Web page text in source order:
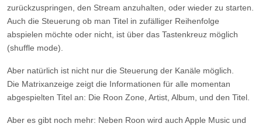
zurückzuspringen, den Stream anzuhalten, oder wieder zu starten.
Auch die Steuerung ob man Titel in zufälliger Reihenfolge
abspielen möchte oder nicht, ist über das Tastenkreuz möglich
(shuffle mode).
Aber natürlich ist nicht nur die Steuerung der Kanäle möglich.
Die Matrixanzeige zeigt die Informationen für alle momentan
abgespielten Titel an: Die Roon Zone, Artist, Album, und den Titel.
Aber es gibt noch mehr: Neben Roon wird auch Apple Music und